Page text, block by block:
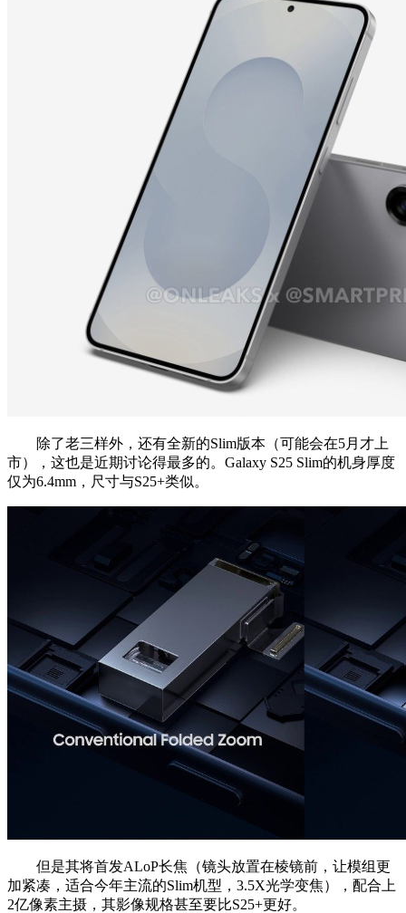
除了老三样外，还有全新的Slim版本（可能会在5月才上
市），这也是近期讨论得最多的。Galaxy S25 Slim的机身厚度
仅为6.4mm，尺寸与S25+类似。
但是其将首发ALoP长焦（镜头放置在棱镜前，让模组更
加紧凑，适合今年主流的Slim机型，3.5X光学变焦），配合上
2亿像素主摄，其影像规格甚至要比S25+更好。